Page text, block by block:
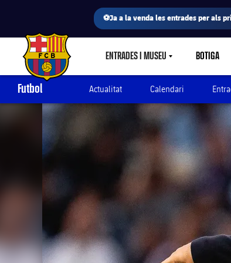
⚽Ja a la venda les entrades per als
FC Barcelona club badge ENTRADES I MUSEULABEL.SHARE.CARETDOWN
BOTIGA
Futbol Actualitat Calendari